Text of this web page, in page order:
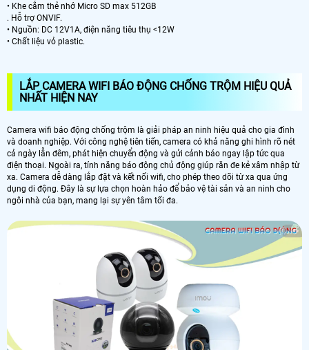
• Khe cắm thẻ nhớ Micro SD max 512GB
. Hỗ trợ ONVIF.
• Nguồn: DC 12V1A, điện năng tiêu thụ <12W
• Chất liệu vỏ plastic.
LẮP CAMERA WIFI BÁO ĐỘNG CHỐNG TRỘM HIỆU QUẢ
NHẤT HIỆN NAY
Camera wifi báo động chống trộm là giải pháp an ninh hiệu quả cho gia đình
và doanh nghiệp. Với công nghệ tiên tiến, camera có khả năng ghi hình rõ nét
cả ngày lẫn đêm, phát hiện chuyển động và gửi cảnh báo ngay lập tức qua
điện thoại. Ngoài ra, tính năng báo động chủ động giúp răn đe kẻ xâm nhập từ
xa. Camera dễ dàng lắp đặt và kết nối wifi, cho phép theo dõi từ xa qua ứng
dụng di động. Đây là sự lựa chọn hoàn hảo để bảo vệ tài sản và an ninh cho
ngôi nhà của bạn, mang lại sự yên tâm tối đa.